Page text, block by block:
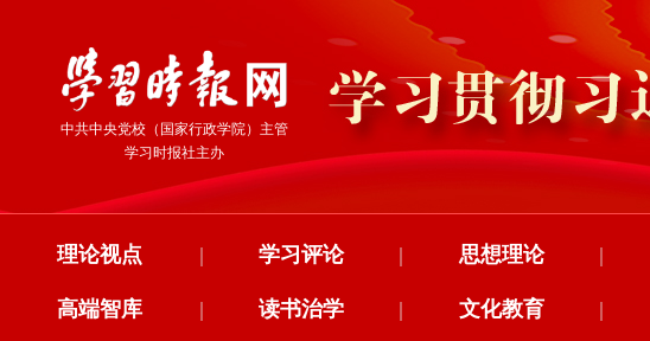
中共中央党校（国家行政学院）主管
学习时报社主办
理论视点 学习评论
| 思想理论
| |
高端智库 读书治学
| 文化教育
| |